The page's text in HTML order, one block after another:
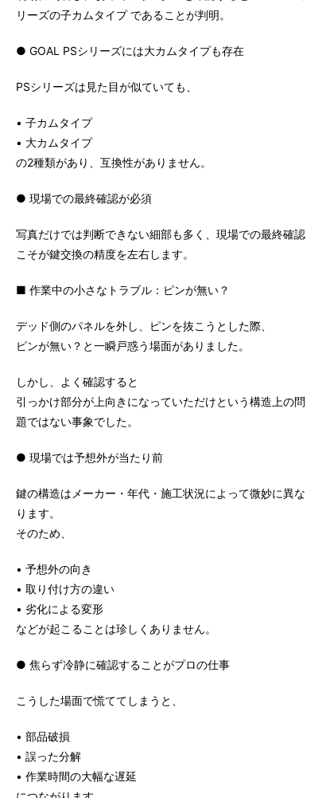
リーズの子カムタイプ であることが判明。
● GOAL PSシリーズには大カムタイプも存在
PSシリーズは見た目が似ていても、
• 子カムタイプ
• 大カムタイプ
の2種類があり、互換性がありません。
● 現場での最終確認が必須
写真だけでは判断できない細部も多く、現場での最終確認
こそが鍵交換の精度を左右します。
■ 作業中の小さなトラブル：ピンが無い？
デッド側のパネルを外し、ピンを抜こうとした際、
ピンが無い？と一瞬戸惑う場面がありました。
しかし、よく確認すると
引っかけ部分が上向きになっていただけという構造上の問
題ではない事象でした。
● 現場では予想外が当たり前
鍵の構造はメーカー・年代・施工状況によって微妙に異な
ります。
そのため、
• 予想外の向き
• 取り付け方の違い
• 劣化による変形
などが起こることは珍しくありません。
● 焦らず冷静に確認することがプロの仕事
こうした場面で慌ててしまうと、
• 部品破損
• 誤った分解
• 作業時間の大幅な遅延